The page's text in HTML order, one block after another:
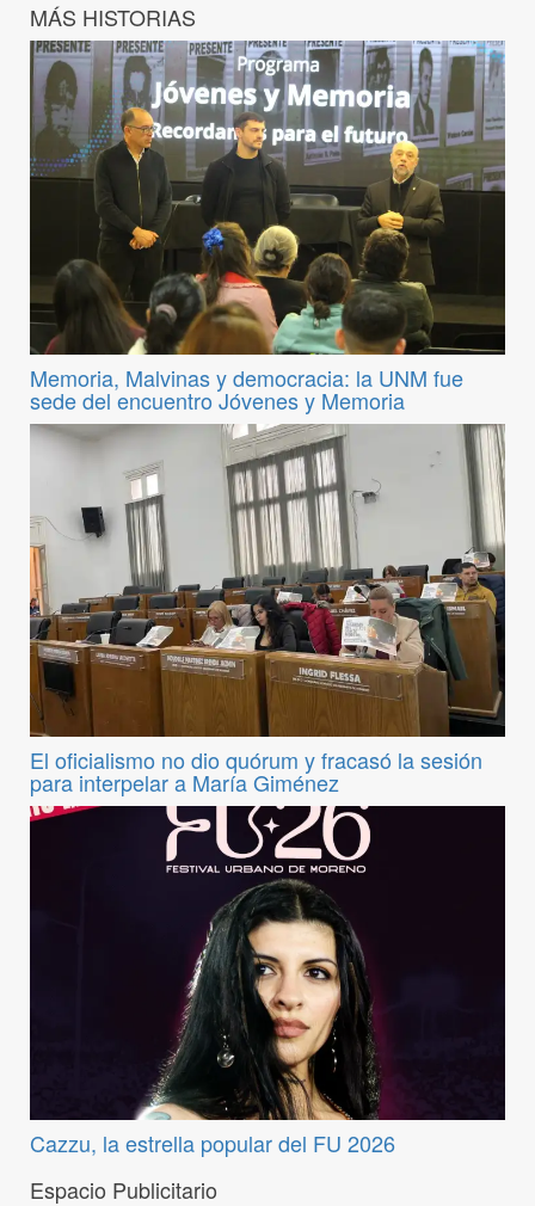
MÁS HISTORIAS
Memoria, Malvinas y democracia: la UNM fue
sede del encuentro Jóvenes y Memoria
El oficialismo no dio quórum y fracasó la sesión
para interpelar a María Giménez
Cazzu, la estrella popular del FU 2026
Espacio Publicitario